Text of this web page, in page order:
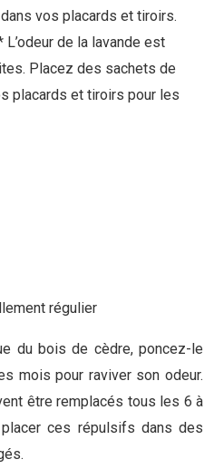
vos placards et tiroirs.
de la lavande est
Placez des sachets de
placards et tiroirs pour les
régulier
du bois de cèdre, poncez-le
mois pour raviver son odeur.
être remplacés tous les 6 à
ces répulsifs dans des